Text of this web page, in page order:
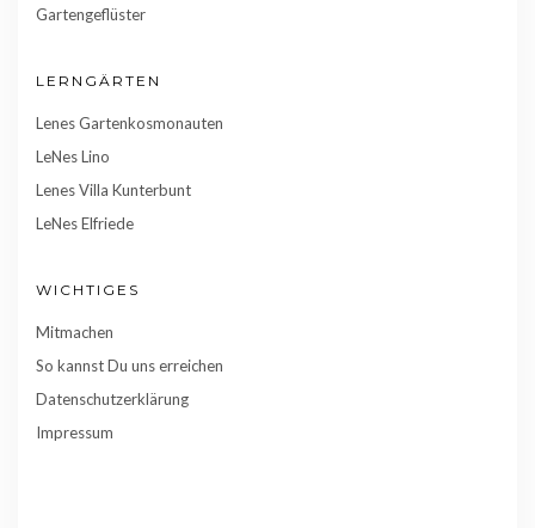
Gartengeflüster
LERNGÄRTEN
Lenes Gartenkosmonauten
LeNes Lino
Lenes Villa Kunterbunt
LeNes Elfriede
WICHTIGES
Mitmachen
So kannst Du uns erreichen
Datenschutzerklärung
Impressum